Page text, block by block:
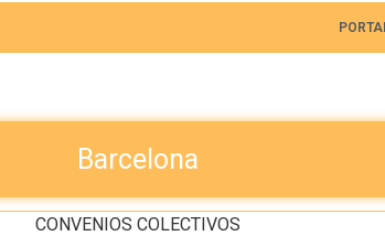
Barcelona
CONVENIOS COLECTIVOS